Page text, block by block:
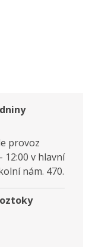
provoz
12:00 v hlavní
nám. 470.